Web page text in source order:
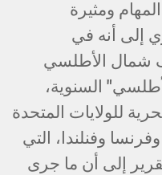
ومثيرة
إلى أنه في
حلف شمال الأطلسي
السنوية،
للولايات المتحدة
وفنلندا، التي
إلى أن ما جرى